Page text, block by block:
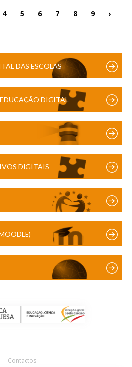
4 5 6 7 8 9 ›
DAS ESCOLAS
DIGITAL
DIGITAIS
Contactos